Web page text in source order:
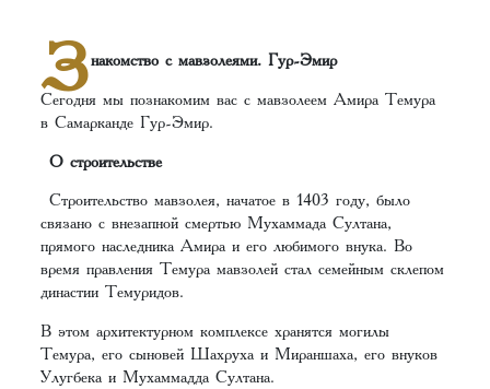
З накомство с мавзолеями. Гур-Эмир
Сегодня мы познакомим вас с мавзолеем Амира Темура
в Самарканде Гур-Эмир.
О строительстве
Строительство мавзолея, начатое в 1403 году, было
связано с внезапной смертью Мухаммада Султана,
прямого наследника Амира и его любимого внука. Во
время правления Темура мавзолей стал семейным склепом
династии Темуридов.
В этом архитектурном комплексе хранятся могилы
Темура, его сыновей Шахруха и Мираншаха, его внуков
Улугбека и Мухаммадда Султана.